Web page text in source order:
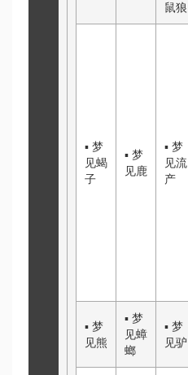
鼠狼
▪ 梦
见蝎
子
▪ 梦
见鹿
▪ 梦
见流
产
▪ 梦
见熊
▪ 梦
见蟑
螂
▪ 梦
见驴